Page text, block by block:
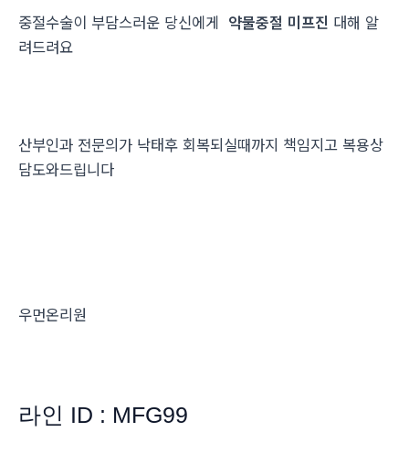
중절수술이 부담스러운 당신에게 약물중절 미프진 대해 알
려드려요
산부인과 전문의가 낙태후 회복되실때까지 책임지고 복용상
담도와드립니다
우먼온리원
라인 ID : MFG99